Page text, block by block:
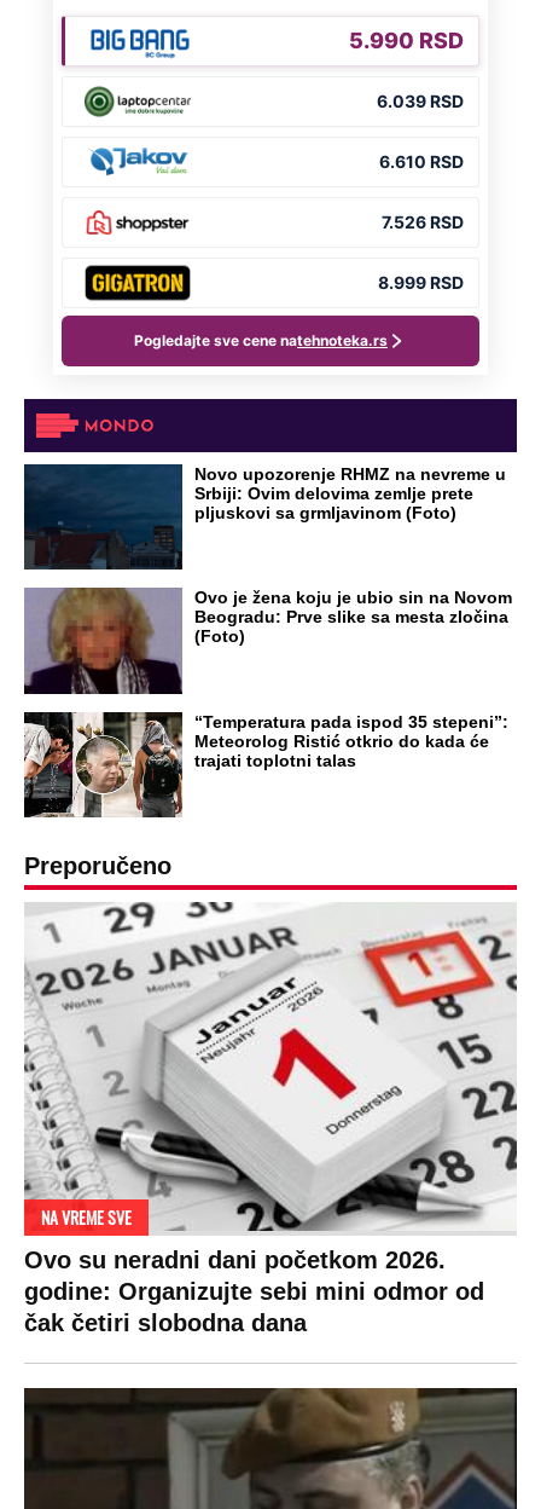
Meteorolog Ristić otkrio do kada će
Preporučeno
NA VREME SVE
Ovo su neradni dani početkom 2026.
godine: Organizujte sebi mini odmor od
čak četiri slobodna dana
OD NAVODNOG HEROJA DO BRUTALNOG UBICE
GENERAL IVAN STRELJAO SRBE, A
HRVATI GA SLAVILI KAO HEROJA KNINA:
Par godina kasnije išao od kuće do kuće i
UBIJAO!